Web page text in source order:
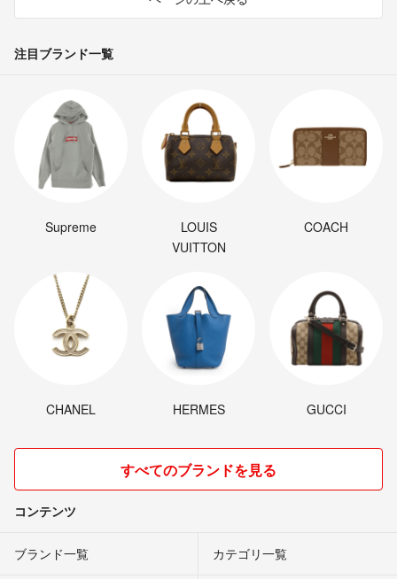
注目ブランド一覧
Supreme
LOUIS
VUITTON
COACH
CHANEL HERMES GUCCI
すべてのブランドを見る
コンテンツ
ブランド一覧 カテゴリ一覧